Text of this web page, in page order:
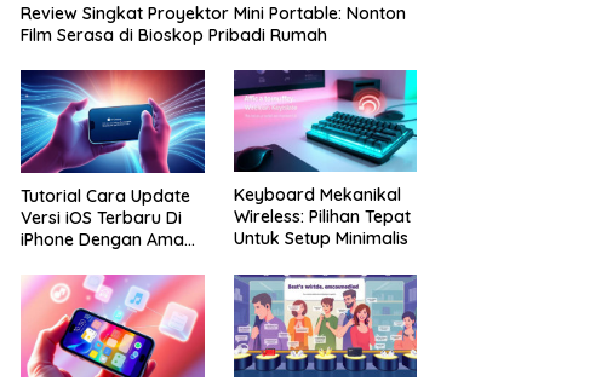
Review Singkat Proyektor Mini Portable: Nonton
Film Serasa di Bioskop Pribadi Rumah
Tutorial Cara Update
Versi iOS Terbaru Di
iPhone Dengan Aman
Keyboard Mekanikal
Wireless: Pilihan Tepat
Untuk Setup Minimalis